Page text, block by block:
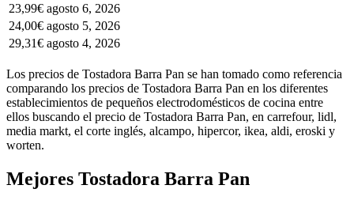
23,99€ agosto 6, 2026
24,00€ agosto 5, 2026
29,31€ agosto 4, 2026
Los precios de Tostadora Barra Pan se han tomado como referencia
comparando los precios de Tostadora Barra Pan en los diferentes
establecimientos de pequeños electrodomésticos de cocina entre
ellos buscando el precio de Tostadora Barra Pan, en carrefour, lidl,
media markt, el corte inglés, alcampo, hipercor, ikea, aldi, eroski y
worten.
Mejores Tostadora Barra Pan